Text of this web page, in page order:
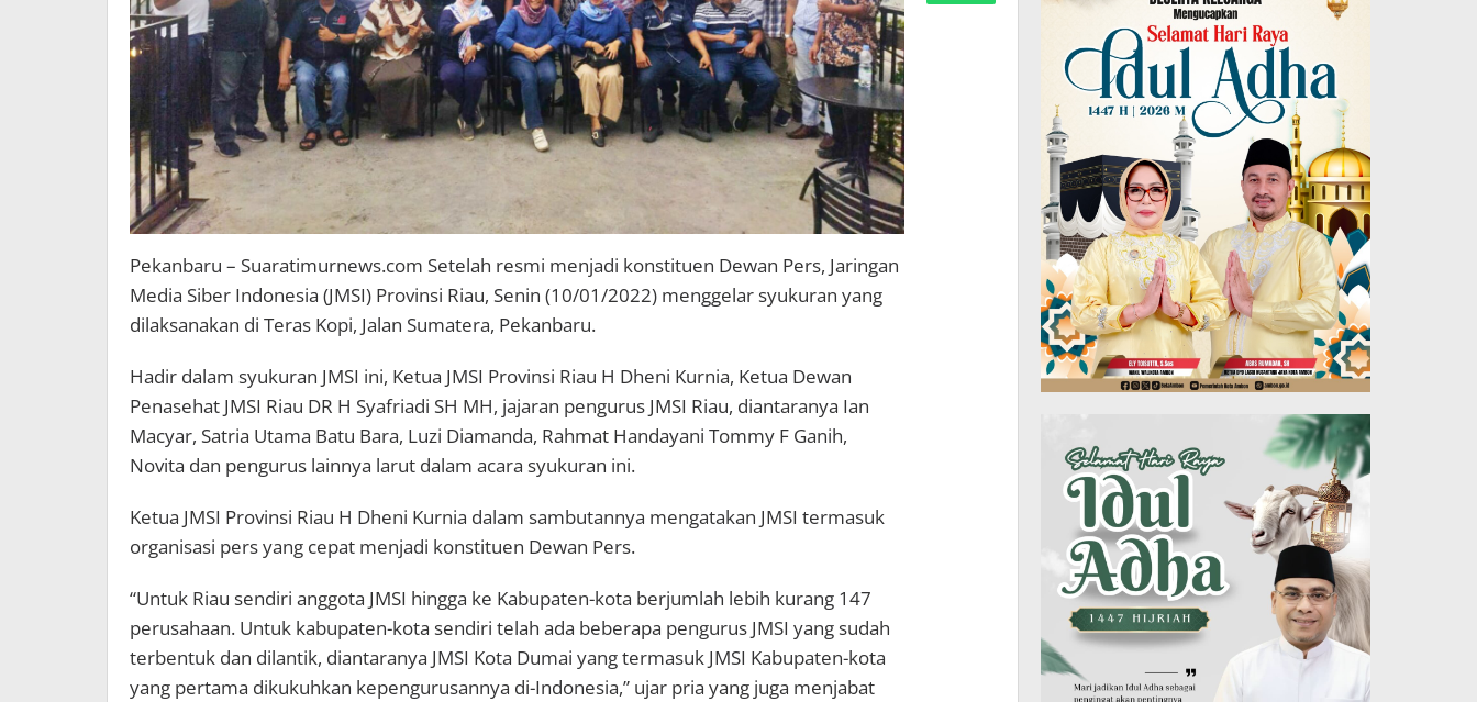
Pekanbaru – Suaratimurnews.com Setelah resmi menjadi konstituen Dewan Pers, Jaringan
Media Siber Indonesia (JMSI) Provinsi Riau, Senin (10/01/2022) menggelar syukuran yang
dilaksanakan di Teras Kopi, Jalan Sumatera, Pekanbaru.
Hadir dalam syukuran JMSI ini, Ketua JMSI Provinsi Riau H Dheni Kurnia, Ketua Dewan
Penasehat JMSI Riau DR H Syafriadi SH MH, jajaran pengurus JMSI Riau, diantaranya Ian
Macyar, Satria Utama Batu Bara, Luzi Diamanda, Rahmat Handayani Tommy F Ganih,
Novita dan pengurus lainnya larut dalam acara syukuran ini.
Ketua JMSI Provinsi Riau H Dheni Kurnia dalam sambutannya mengatakan JMSI termasuk
organisasi pers yang cepat menjadi konstituen Dewan Pers.
“Untuk Riau sendiri anggota JMSI hingga ke Kabupaten-kota berjumlah lebih kurang 147
perusahaan. Untuk kabupaten-kota sendiri telah ada beberapa pengurus JMSI yang sudah
terbentuk dan dilantik, diantaranya JMSI Kota Dumai yang termasuk JMSI Kabupaten-kota
yang pertama dikukuhkan kepengurusannya di-Indonesia,” ujar pria yang juga menjabat